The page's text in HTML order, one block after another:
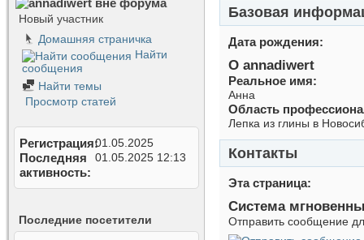
Новый участник
Домашняя страничка
Найти
сообщения
Найти темы
Просмотр статей
Регистрация01.05.2025
Последняя
активность
01.05.2025 12:13
Последние посетители
Базовая
Дата рождения
О annadiwert
Реальное имя:
Анна
Область
Лепка из глины в
Контакты
Эта страница
Система
Отправить сообщение